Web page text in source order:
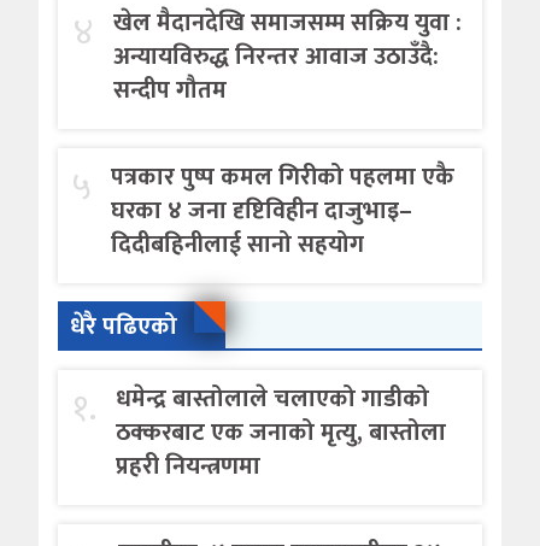
४ खेल मैदानदेखि समाजसम्म सक्रिय युवा :
अन्यायविरुद्ध निरन्तर आवाज उठाउँदै:
सन्दीप गौतम
५ पत्रकार पुष्प कमल गिरीको पहलमा एकै
घरका ४ जना दृष्टिविहीन दाजुभाइ–
दिदीबहिनीलाई सानो सहयोग
धेरै पढिएको
१. धमेन्द्र बास्तोलाले चलाएको गाडीको
ठक्करबाट एक जनाको मृत्यु, बास्तोला
प्रहरी नियन्त्रणमा